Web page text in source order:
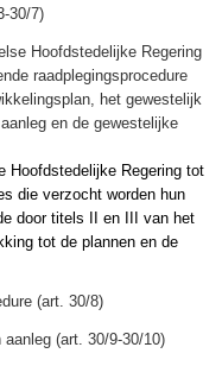
30/7)
Hoofdstedelijke Regering
raadplegingsprocedure
het gewestelijk
en de gewestelijke
Hoofdstedelijke Regering tot
die verzocht worden hun
door titels II en III van het
tot de plannen en de
(art. 30/8)
(art. 30/9-30/10)